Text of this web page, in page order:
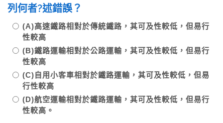
列何者?述錯誤？
(A)高速鐵路相對於傳統鐵路，其可及性較低，但易行
性較高
(B)鐵路運輸相對於公路運輸，其可及性較低，但易行
性較高
(C)自用小客車相對於鐵路運輸，其可及性較低，但易
行性較高
(D)航空運輸相對於鐵路運輸，其可及性較低，但易行
性較高。